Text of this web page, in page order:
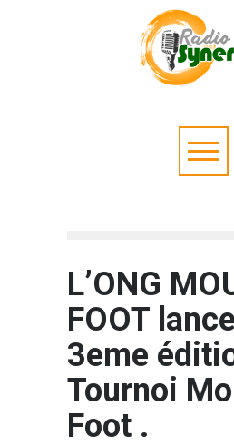
L’ONG
FOOT
3eme
Tournoi
Foot .